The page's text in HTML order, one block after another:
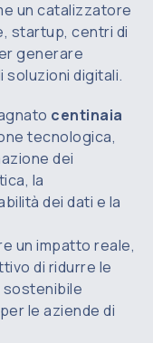
un catalizzatore
startup, centri di
generare
soluzioni digitali.
centinaia
tecnologica,
dei
la
dei dati e la
un impatto reale,
di ridurre le
sostenibile
le aziende di